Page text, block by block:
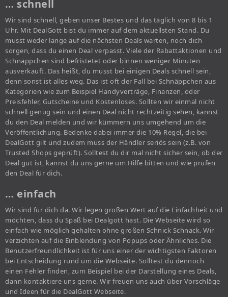
… schnell
Wir sind schnell, geben unser Bestes und das täglich von 8 bis 1
Uhr. Mit DealGott bist du immer auf dem aktuellsten Stand. Du
musst weder lange auf die nächsten Deals warten, noch dich
sorgen, dass du einen Deal verpasst. Viele der Rabattaktionen und
Schnäppchen sind befristetet oder binnen weniger Minuten
ausverkauft. Das heißt, du musst bei einigen Deals schnell sein,
denn sonst ist alles weg. Das ist oft der Fall bei Schnäppchen aus
Kategorien wie zum Beispiel Handyverträge, Finanzen, oder
Preisfehler, Gutscheine und Kostenloses. Sollten wir einmal nicht
schnell genug sein und einen Deal nicht rechtzeitig sehen, kannst
du den Deal melden und wir kümmern uns umgehend um die
Veröffentlichung. Bedenke dabei immer die 10% Regel, die bei
DealGott gilt und zudem muss der Händler seriös sein (z.B. von
Trusted Shops geprüft). Solltest du dir mal nicht sicher sein, ob der
Deal gut ist, kannst du uns gerne um Hilfe bitten und wie prüfen
den Deal für dich.
… einfach
Wir sind für dich da. Wir legen großen Wert auf die Einfachheit und
möchten, dass du Spaß bei Dealgott hast. Die Webseite wird so
einfach wie möglich gehalten ohne großen Schnick Schnack. Wir
verzichten auf die Einblendung von Popups oder Ähnliches. Die
Benutzerfreundlichkeit ist für uns einer der wichtigsten Faktoren
bei Entscheidung rund um die Webseite. Solltest du dennoch
einen Fehler finden, zum Beispiel bei der Darstellung eines Deals,
dann kontaktiere uns gerne. Wir freuen uns auch über Vorschläge
und Ideen für die DealGott Webseite.